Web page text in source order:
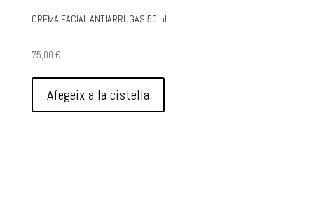
CREMA FACIAL ANTIARRUGAS 50ml
75,00 €
Afegeix a la cistella